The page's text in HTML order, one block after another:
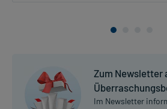
Zum Newsletter
Im Newsletter